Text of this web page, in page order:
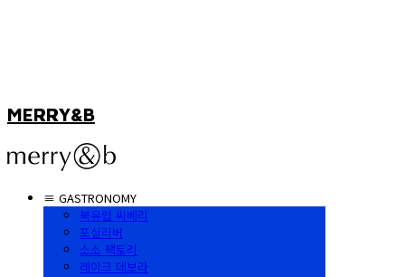
MERRY&B
≡ GASTRONOMY
북유럽 씨베리
포실리버
소소 팩토리
레이크 데보라